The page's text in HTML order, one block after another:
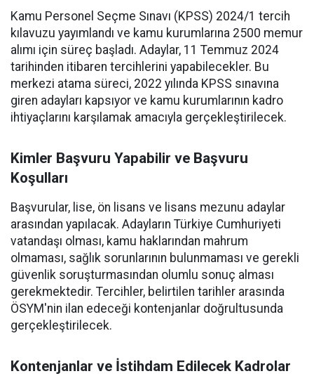
Kamu Personel Seçme Sınavı (KPSS) 2024/1 tercih
kılavuzu yayımlandı ve kamu kurumlarına 2500 memur
alımı için süreç başladı. Adaylar, 11 Temmuz 2024
tarihinden itibaren tercihlerini yapabilecekler. Bu
merkezi atama süreci, 2022 yılında KPSS sınavına
giren adayları kapsıyor ve kamu kurumlarının kadro
ihtiyaçlarını karşılamak amacıyla gerçekleştirilecek.
Kimler Başvuru Yapabilir ve Başvuru
Koşulları
Başvurular, lise, ön lisans ve lisans mezunu adaylar
arasından yapılacak. Adayların Türkiye Cumhuriyeti
vatandaşı olması, kamu haklarından mahrum
olmaması, sağlık sorunlarının bulunmaması ve gerekli
güvenlik soruşturmasından olumlu sonuç alması
gerekmektedir. Tercihler, belirtilen tarihler arasında
ÖSYM'nin ilan edeceği kontenjanlar doğrultusunda
gerçekleştirilecek.
Kontenjanlar ve İstihdam Edilecek Kadrolar